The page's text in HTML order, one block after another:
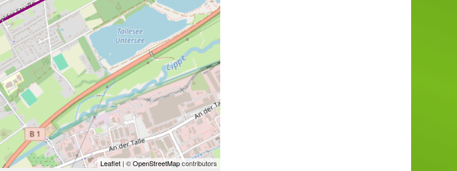
Leaflet| ©OpenStreetMapcontributors